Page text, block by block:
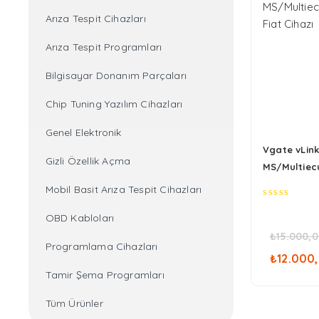
Arıza Tespit Cihazları
Arıza Tespit Programları
Bilgisayar Donanım Parçaları
Chip Tuning Yazılım Cihazları
Genel Elektronik
Gizli Özellik Açma
Mobil Basit Arıza Tespit Cihazları
OBD Kabloları
Programlama Cihazları
Tamir Şema Programları
Tüm Ürünler
Vgate
MS/
₺
₺